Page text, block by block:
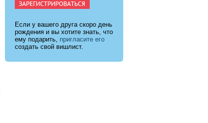
Если у вашего друга скоро день
рождения и вы хотите знать, что
ему подарить, пригласите его
создать свой вишлист.